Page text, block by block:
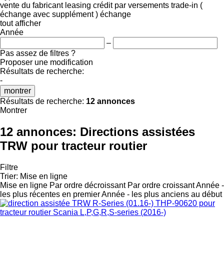
vente du fabricant leasing crédit par versements trade-in (
échange avec supplément ) échange
tout afficher
Année
–
Pas assez de filtres ?
Proposer une modification
Résultats de recherche:
-
montrer
Résultats de recherche: 12 annonces
Montrer
12 annonces: Directions assistées
TRW pour tracteur routier
Filtre
Trier: Mise en ligne
Mise en ligne Par ordre décroissant Par ordre croissantAnnée -
les plus récentes en premierAnnée - les plus anciens au début